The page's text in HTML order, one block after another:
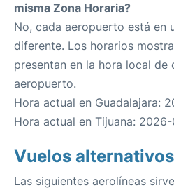
misma Zona Horaria?
No, cada aeropuerto está en
diferente. Los horarios
presentan en la hora local de
aeropuerto.
Hora actual en Guadalajara:
Hora actual en Tijuana:
Vuelos alternativos
Las siguientes aerolíneas